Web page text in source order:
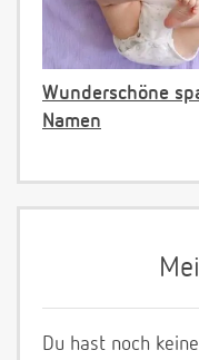
Wunderschöne
Namen
Du hast noch